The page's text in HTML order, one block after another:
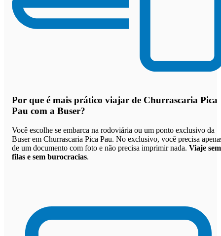
Por que é mais prático viajar de Churrascaria Pica
Pau com a Buser?
Você escolhe se embarca na rodoviária ou um ponto exclusivo da
Buser em Churrascaria Pica Pau. No exclusivo, você precisa
de um documento com foto e não precisa imprimir nada. Viaje sem
filas e sem burocracias.